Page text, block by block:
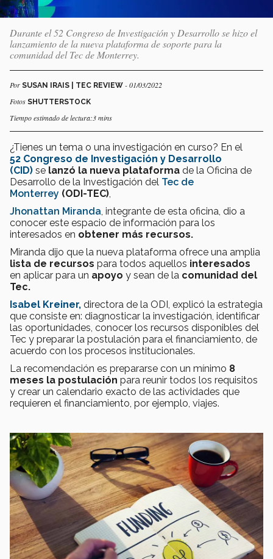
Durante el 52 Congreso de Investigación y Desarrollo se hizo el
lanzamiento de la nueva plataforma de soporte para la
comunidad del Tec de Monterrey.
Por SUSAN IRAIS | TEC REVIEW - 01/03/2022
Fotos SHUTTERSTOCK
Tiempo estimado de lectura:3 mins
¿Tienes un tema o una investigación en curso? En el
52 Congreso de Investigación y Desarrollo
(CID) se lanzó la nueva plataforma de la Oficina de
Desarrollo de la Investigación del Tec de
Monterrey (ODI-TEC)
Jhonattan Miranda , integrante de esta oficina, dio a
conocer este espacio de información para los
interesados en obtener más recursos.
Miranda dijo que la nueva plataforma ofrece una amplia
lista de recursos para todos aquellos interesados
en aplicar para un apoyo y sean de la comunidad del
Tec.
Isabel Kreiner, directora de la ODI, explicó la estrategia
que consiste en: diagnosticar la investigación, identificar
las oportunidades, conocer los recursos disponibles del
Tec y preparar la postulación para el financiamiento, de
acuerdo con los procesos institucionales.
La recomendación es prepararse con un mínimo 8
meses la postulación para reunir todos los requisitos
y crear un calendario exacto de las actividades que
requieren el financiamiento, por ejemplo, viajes.